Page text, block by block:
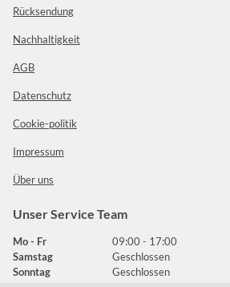
Rücksendung
Nachhaltigkeit
AGB
Datenschutz
Cookie-politik
Impressum
Über uns
Unser Service Team
Mo - Fr
09:00 - 17:00
Samstag
Geschlossen
Sonntag
Geschlossen